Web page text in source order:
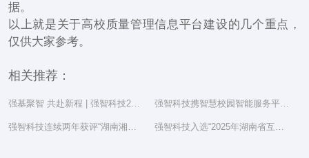
据。
以上就是关于高校质量管理信息平台建设的几个重点，
仅供大家参考。
相关推荐：
强基聚智 共赴新程 | 强智科技2025年度总结表彰大会隆重举行 强智科技携智慧校园智能服务平台亮相湖南省教育信息化工作研讨会